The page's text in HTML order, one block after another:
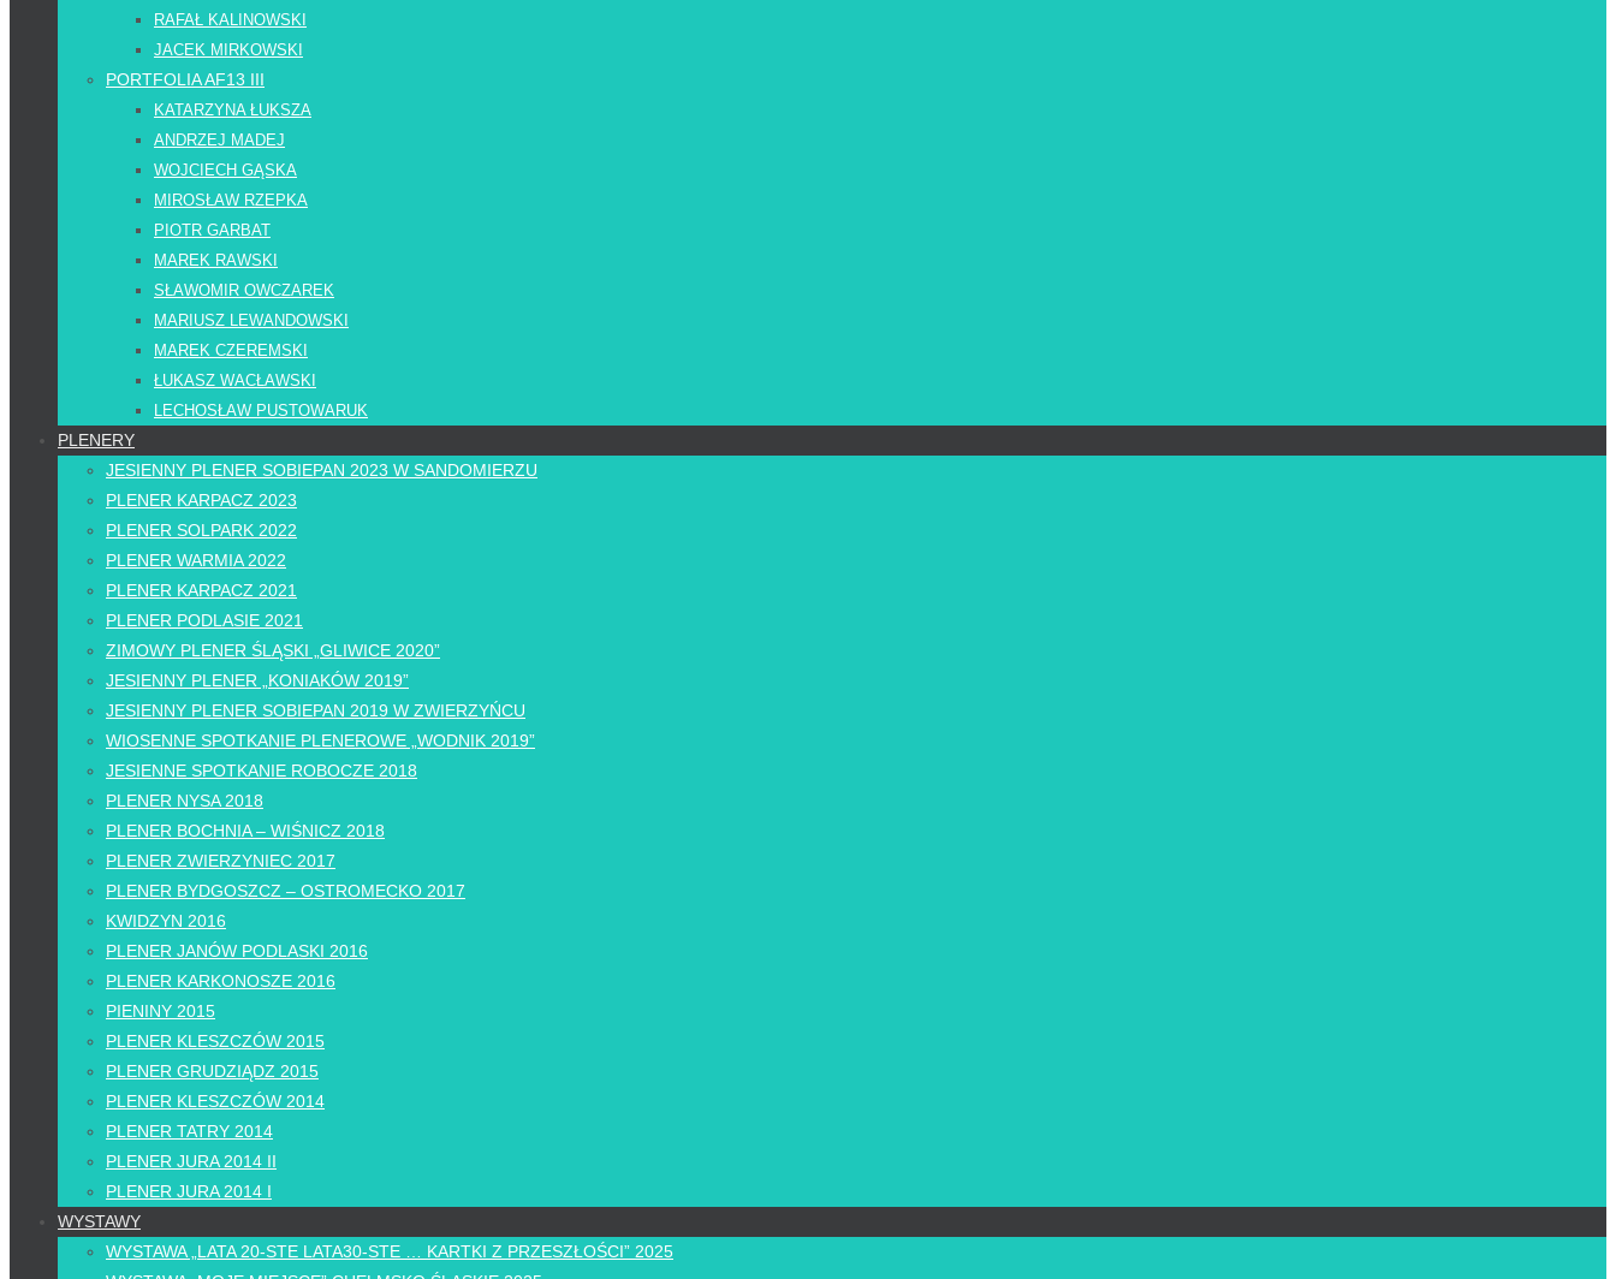
RAFAŁ KALINOWSKI
JACEK MIRKOWSKI
PORTFOLIA AF13 III
KATARZYNA ŁUKSZA
ANDRZEJ MADEJ
WOJCIECH GĄSKA
MIROSŁAW RZEPKA
PIOTR GARBAT
MAREK RAWSKI
SŁAWOMIR OWCZAREK
MARIUSZ LEWANDOWSKI
MAREK CZEREMSKI
ŁUKASZ WACŁAWSKI
LECHOSŁAW PUSTOWARUK
PLENERY
JESIENNY PLENER SOBIEPAN 2023 W SANDOMIERZU
PLENER KARPACZ 2023
PLENER SOLPARK 2022
PLENER WARMIA 2022
PLENER KARPACZ 2021
PLENER PODLASIE 2021
ZIMOWY PLENER ŚLĄSKI „GLIWICE 2020”
JESIENNY PLENER „KONIAKÓW 2019”
JESIENNY PLENER SOBIEPAN 2019 W ZWIERZYŃCU
WIOSENNE SPOTKANIE PLENEROWE „WODNIK 2019”
JESIENNE SPOTKANIE ROBOCZE 2018
PLENER NYSA 2018
PLENER BOCHNIA – WIŚNICZ 2018
PLENER ZWIERZYNIEC 2017
PLENER BYDGOSZCZ – OSTROMECKO 2017
KWIDZYN 2016
PLENER JANÓW PODLASKI 2016
PLENER KARKONOSZE 2016
PIENINY 2015
PLENER KLESZCZÓW 2015
PLENER GRUDZIĄDZ 2015
PLENER KLESZCZÓW 2014
PLENER TATRY 2014
PLENER JURA 2014 II
PLENER JURA 2014 I
WYSTAWY
WYSTAWA „LATA 20-STE LATA30-STE … KARTKI Z PRZESZŁOŚCI” 2025